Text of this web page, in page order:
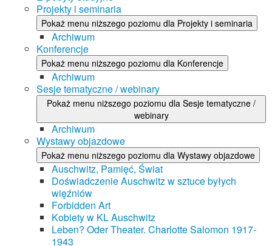
Projekty i seminaria
Pokaż menu niższego poziomu dla Projekty i seminaria
Archiwum
Konferencje
Pokaż menu niższego poziomu dla Konferencje
Archiwum
Sesje tematyczne / webinary
Pokaż menu niższego poziomu dla Sesje tematyczne /
webinary
Archiwum
Wystawy objazdowe
Pokaż menu niższego poziomu dla Wystawy objazdowe
Auschwitz, Pamięć, Świat
Doświadczenie Auschwitz w sztuce byłych
więźniów
Forbidden Art
Kobiety w KL Auschwitz
Leben? Oder Theater. Charlotte Salomon 1917-
1943